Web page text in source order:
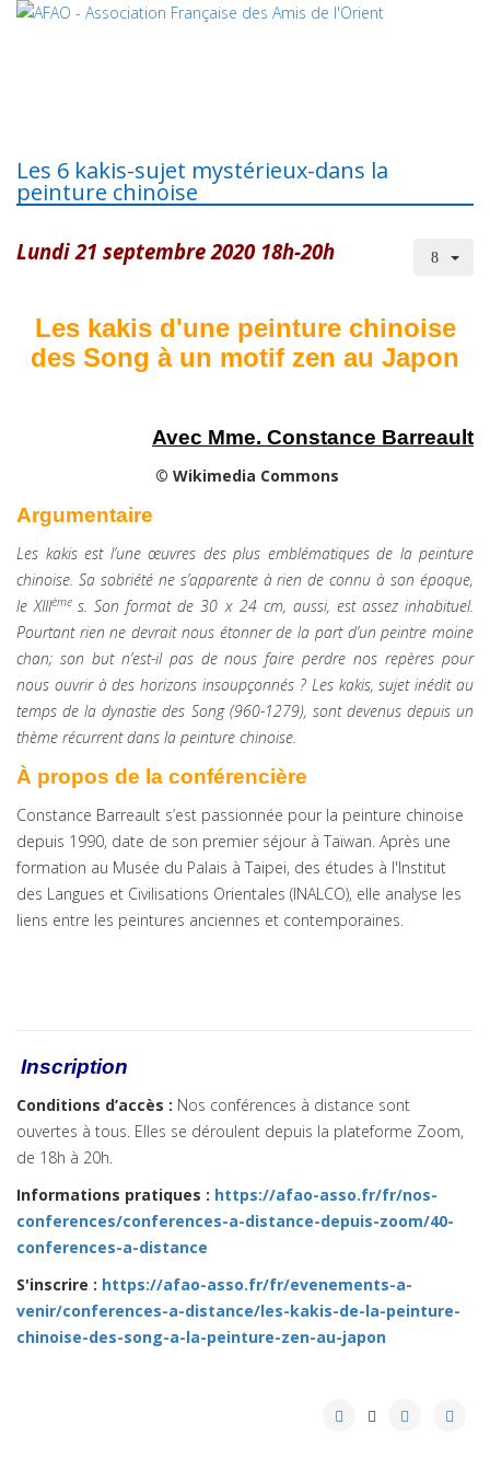
Les 6 kakis-sujet mystérieux-dans la
peinture chinoise
Lundi 21 septembre 2020 18h-20h
Les kakis d'une peinture chinoise
des Song à un motif zen au Japon
Avec Mme. Constance Barreault
© Wikimedia Commons
Argumentaire
Les kakis est l’une œuvres des plus emblématiques de la peinture
chinoise. Sa sobriété ne s’apparente à rien de connu à son époque,
le XIIIème s. Son format de 30 x 24 cm, aussi, est assez inhabituel.
Pourtant rien ne devrait nous étonner de la part d’un peintre moine
chan; son but n’est-il pas de nous faire perdre nos repères pour
nous ouvrir à des horizons insoupçonnés ? Les kakis, sujet inédit au
temps de la dynastie des Song (960-1279), sont devenus depuis un
thème récurrent dans la peinture chinoise.
À propos de la conférencière
Constance Barreault s’est passionnée pour la peinture chinoise
depuis 1990, date de son premier séjour à Taïwan. Après une
formation au Musée du Palais à Taipei, des études à l'Institut
des Langues et Civilisations Orientales (INALCO), elle analyse les
liens entre les peintures anciennes et contemporaines.
Inscription
Conditions d’accès : Nos conférences à distance sont
ouvertes à tous. Elles se déroulent depuis la plateforme Zoom,
de 18h à 20h.
Informations pratiques : https://afao-asso.fr/fr/nos-
conferences/conferences-a-distance-depuis-zoom/40-
conferences-a-distance
S'inscrire : https://afao-asso.fr/fr/evenements-a-
venir/conferences-a-distance/les-kakis-de-la-peinture-
chinoise-des-song-a-la-peinture-zen-au-japon